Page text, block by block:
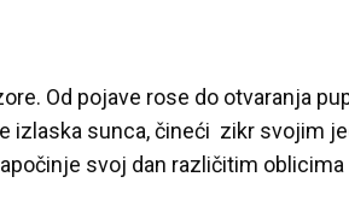
Od pojave rose do otvaranja
izlaska sunca, čineći zikr svojim
svoj dan različitim oblicima